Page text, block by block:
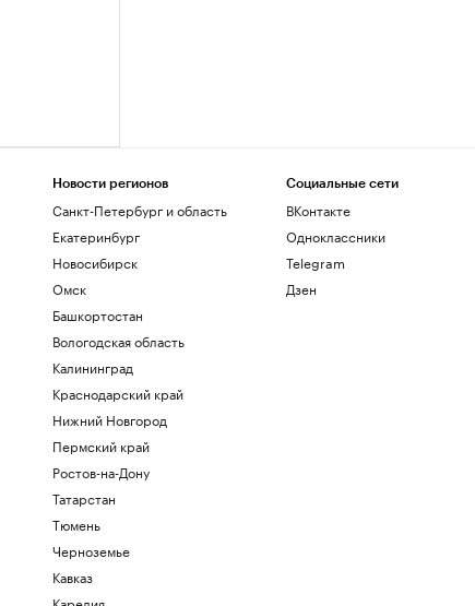
Новости регионов
Санкт-Петербург и область
Екатеринбург
Новосибирск
Омск
Башкортостан
Вологодская область
Калининград
Краснодарский край
Нижний Новгород
Пермский край
Ростов-на-Дону
Татарстан
Тюмень
Черноземье
Кавказ
Социальные сети
ВКонтакте
Одноклассники
Telegram
Дзен